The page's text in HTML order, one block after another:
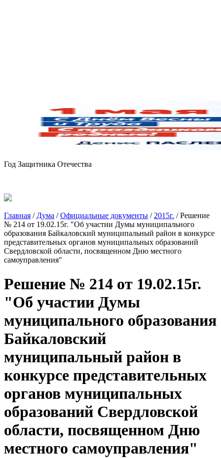
Год Защитника Отечества
Главная / Дума /Официальные документы / 2015г. /Решение
№ 214 от 19.02.15г. "Об участии Думы муниципального
образования Байкаловский муниципальный район в конкурсе
представительных органов муниципальных образований
Свердловской области, посвященном Дню местного
самоуправления"
Решение № 214 от 19.02.15г.
"Об участии Думы
муниципального образования
Байкаловский
муниципальный район в
конкурсе представительных
органов муниципальных
образований Свердловской
области, посвященном Дню
местного самоуправления"